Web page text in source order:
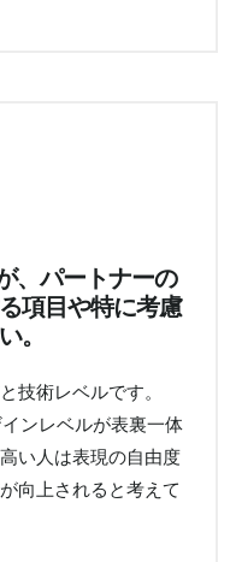
、パートナーの
項目や特に考慮
。
技術レベルです。
ンレベルが表裏一体
い人は表現の自由度
向上されると考えて